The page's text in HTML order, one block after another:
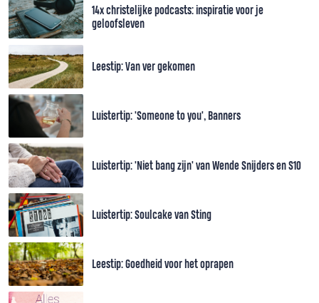
14x christelijke podcasts: inspiratie voor je
geloofsleven
Leestip: Van ver gekomen
Luistertip: 'Someone to you', Banners
Luistertip: 'Niet bang zijn' van Wende Snijders en S10
Luistertip: Soulcake van Sting
Leestip: Goedheid voor het oprapen